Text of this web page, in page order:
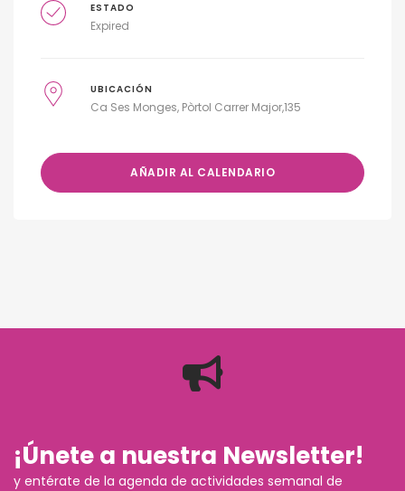
ESTADO
Expired
UBICACIÓN
Ca Ses Monges, Pòrtol Carrer Major,135
AÑADIR AL CALENDARIO
¡Únete a nuestra Newsletter!
y entérate de la agenda de actividades semanal de